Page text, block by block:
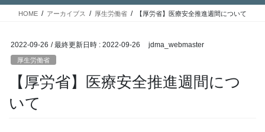
ス
ン
HOME アーカイブス 厚生労働省 【厚労省】医療安全推進週間について
2022-09-26 / 最終更新日時 : 2022-09-26 jdma_webmaster
厚生労働省
【厚労省】医療安全推進週間につ
いて